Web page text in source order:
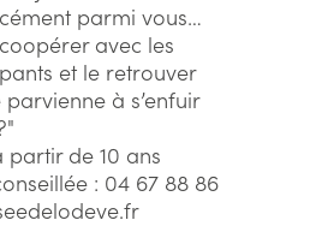
parmi vous…
avec les
et le retrouver
parvienne à s’enfuir
partir de 10 ans
: 04 67 88 86